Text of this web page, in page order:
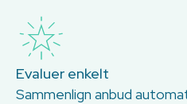
Evaluer enkelt
Sammenlign anbud